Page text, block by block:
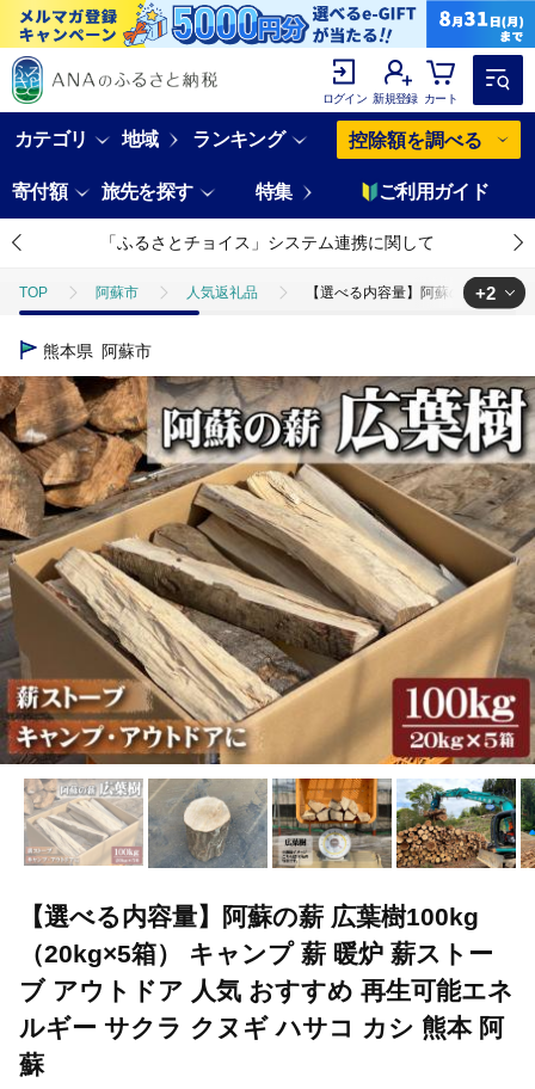
ログイン 新規登録 カート
カテゴリ 地域 ランキング 控除額を調べる
寄付額 旅先を探す 特集 ご利用ガイド
「ふるさとチョイス」システム連携に関して
TOP 阿蘇市 人気返礼品 【選べる内容量】阿蘇の薪 広葉
TOP
TOP 日用品・雑貨 ほかの雑貨・日用品 【選べる内容量】
+2
熊本県 阿蘇市
【選べる内容量】阿蘇の薪 広葉樹100kg
（20kg×5箱） キャンプ 薪 暖炉 薪ストー
ブ アウトドア 人気 おすすめ 再生可能エネ
ルギー サクラ クヌギ ハサコ カシ 熊本 阿
蘇